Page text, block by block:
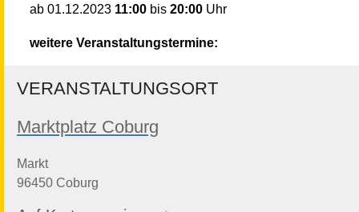
ab01.12.2023 11:00 bis 20:00 Uhr
weitere Veranstaltungstermine:
VERANSTALTUNGSORT
Marktplatz Coburg
Markt
96450 Coburg